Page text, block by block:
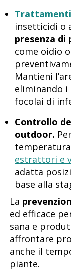
insetticidi o
presenza di
come oidio
Mantieni
eliminando
focolai di
Controllo
outdoor.
estrattori e
adatta
base alla
La
ed efficace
sana e
affrontare
anche il
piante.